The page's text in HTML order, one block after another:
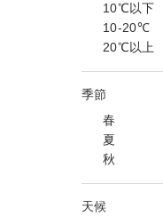
10℃以下
10-20℃
20℃以上
季節
春
夏
秋
天候